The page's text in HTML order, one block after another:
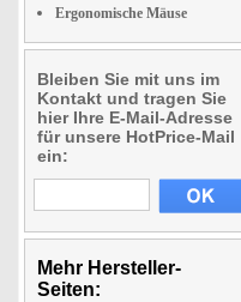
Ergonomische Mäuse
Bleiben Sie mit uns im
Kontakt und tragen Sie
hier Ihre E-Mail-Adresse
für unsere HotPrice-Mail
ein:
Mehr Hersteller-
Seiten: